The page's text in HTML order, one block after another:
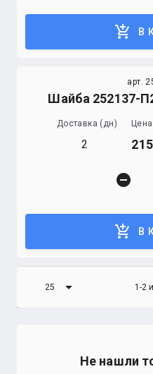
add_shopping_cart В
арт.
Шайба 252137-
Доставка (дн)
2
remove_circle
add_shopping_cart В
25 arrow_drop_down 1-2
Не нашли